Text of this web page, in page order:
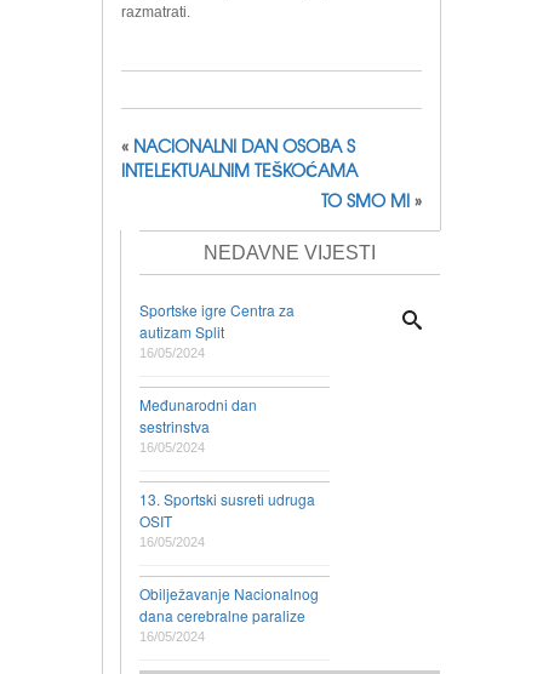
razmatrati.
« NACIONALNI DAN OSOBA S
INTELEKTUALNIM TEŠKOĆAMA
TO SMO MI »
NEDAVNE VIJESTI
Sportske igre Centra za
autizam Split
16/05/2024
Međunarodni dan
sestrinstva
16/05/2024
13. Sportski susreti udruga
OSIT
16/05/2024
Obilježavanje Nacionalnog
dana cerebralne paralize
16/05/2024